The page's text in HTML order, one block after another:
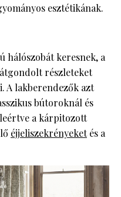
esztétikának.
hálószobát keresnek, a
részleteket
A lakberendezők azt
bútoroknál és
a kárpitozott
éjjeliszekrényeketés a